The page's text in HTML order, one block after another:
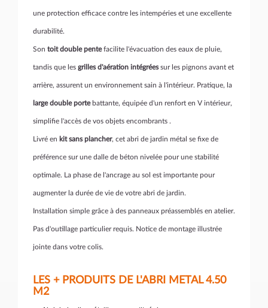
une protection efficace contre les intempéries et une excellente
durabilité.
Son toit double pentefacilite l'évacuation des eaux de pluie,
tandis que les grilles d'aération intégréessur les pignons avant et
arrière, assurent un environnement sain à l'intérieur. Pratique, la
large double portebattante, équipée d'un renfort en V intérieur,
simplifie l'accès de vos objets encombrants .
Livré en kit sans plancher, cet abri de jardin métal se fixe de
préférence sur une dalle de béton nivelée pour une stabilité
optimale. La phase de l'ancrage au sol est importante pour
augmenter la durée de vie de votre abri de jardin.
Installation simple grâce à des panneaux préassemblés en atelier.
Pas d'outillage particulier requis. Notice de montage illustrée
jointe dans votre colis.
LES + PRODUITS DE L'ABRI METAL 4.50
M2